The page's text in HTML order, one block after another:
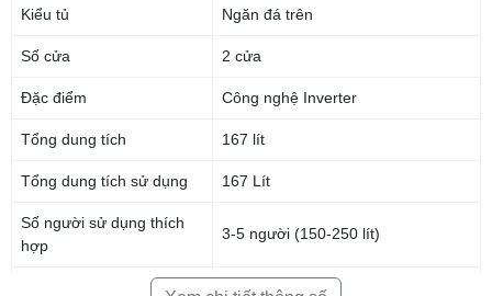
Tiết kiệm năng lượng mà không phải thực hiện thêm thao tác nào
lạnh Panasonic NR-BA189PPVNduy trì mức làm mát lý tưởng và tránh
Kiểu tủ Ngăn đá trên
Số cửa 2 cửa
Đặc điểm Công nghệ Inverter
Tổng dung tích 167 lít
Tổng dung tích sử dụng 167 Lít
Số người sử dụng thích
hợp
3-5 người (150-250 lít)
Chất liệu bên ngoài Tủ
Thép không gỉ